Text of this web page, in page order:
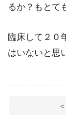
るか？もとて
臨床して２０
はいないと思
<